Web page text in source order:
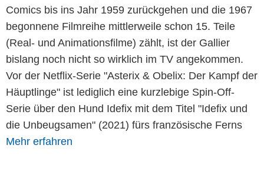
Comics bis ins Jahr 1959 zurückgehen und die 1967
begonnene Filmreihe mittlerweile schon 15. Teile
(Real- und Animationsfilme) zählt, ist der Gallier
bislang noch nicht so wirklich im TV angekommen.
Vor der Netflix-Serie "Asterix & Obelix: Der Kampf der
Häuptlinge" ist lediglich eine kurzlebige Spin-Off-
Serie über den Hund Idefix mit dem Titel "Idefix und
die Unbeugsamen" (2021) fürs französische Ferns
Mehr erfahren